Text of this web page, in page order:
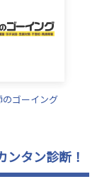
のゴーイング
タン診断！